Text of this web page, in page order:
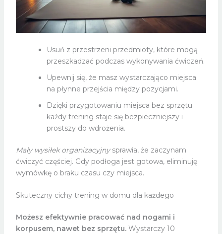
Usuń z przestrzeni przedmioty, które mogą
przeszkadzać podczas wykonywania ćwiczeń.
Upewnij się, że masz wystarczająco miejsca
na płynne przejścia między pozycjami.
Dzięki przygotowaniu miejsca bez sprzętu
każdy trening staje się bezpieczniejszy i
prostszy do wdrożenia.
Mały wysiłek organizacyjnysprawia, że zaczynam
ćwiczyć częściej. Gdy podłoga jest gotowa, eliminuję
wymówkę o braku czasu czy miejsca.
Skuteczny cichy trening w domu dla każdego
Możesz efektywnie pracować nad nogami i
korpusem, nawet bez sprzętu.Wystarczy 10